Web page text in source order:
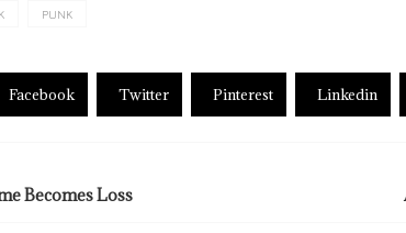
PUNK
Facebook Twitter Pinterest Linkedin
Becomes Loss